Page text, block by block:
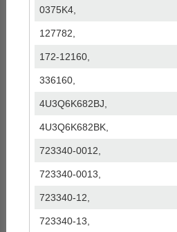
0375K4,
127782,
172-12160,
336160,
4U3Q6K682BJ,
4U3Q6K682BK,
723340-0012,
723340-0013,
723340-12,
723340-13,